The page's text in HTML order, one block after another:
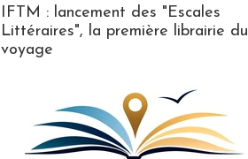
IFTM : lancement des "Escales
Littéraires", la première librairie du
voyage